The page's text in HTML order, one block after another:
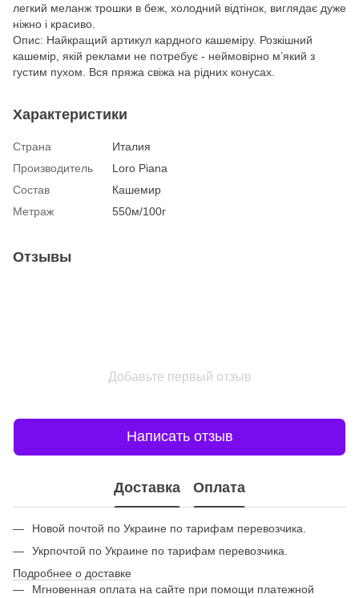
легкий меланж трошки в беж, холодний відтінок, виглядає дуже
ніжно і красиво.
Опис: Найкращий артикул кардного кашеміру. Розкішний
кашемір, якій реклами не потребує - неймовірно м’який з
густим пухом. Вся пряжа свіжа на рідних конусах.
Характеристики
Страна
Италия
Производитель
Loro Piana
Состав
Кашемир
Метраж
550м/100г
Отзывы
Добавьте первый отзыв
Написать отзыв
Доставка Оплата
Новой почтой по Украине по тарифам перевозчика.
Укрпочтой по Украине по тарифам перевозчика.
Подробнее о доставке
Мгновенная оплата на сайте при помощи платежной